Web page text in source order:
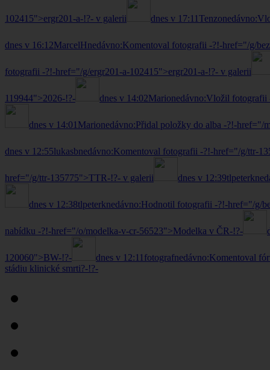
102415">ergr201-a-!?- v galerii dnes v 17:11Tenzonedávno:
dnes v 16:12MarcelHnedávno:Komentoval fotografii -?!-href="/g/
fotografii -?!-href="/g/ergr201-a-102415">ergr201-a-!?- v galerii
119944">2026-!?- dnes v 14:02Marionedávno:Vložil fotografii
dnes v 14:01 Marionedávno:Přidal položky do alba -?!-
dnes v 12:55lukasbnedávno:Komentoval fotografii -?!-href="/g/ttr-
href="/g/ttr-135775">TTR-!?- v galerii dnes v 12:39tlpeterk
dnes v 12:38tlpeterknedávno:Hodnotil fotografii -?!-href="/g/
nabídku -?!-href="/o/modelka-v-cr-56523">Modelka v ČR-!?-
120060">BW-!?- dnes v 12:11 fotografnedávno:Komentoval
stádiu klinické smrti?-!?-